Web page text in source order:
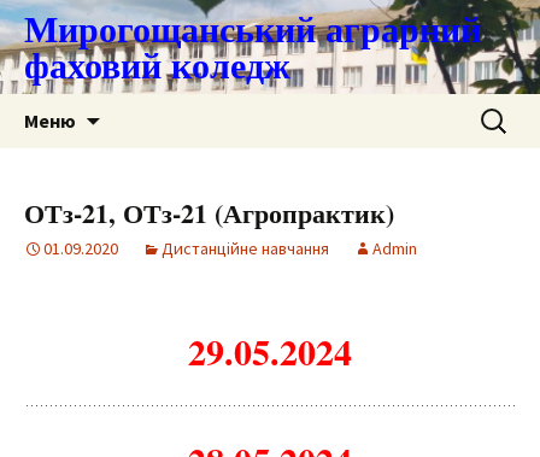
Мирогощанський аграрний
фаховий коледж
Меню Пошук:
ОТз-21, ОТз-21 (Агропрактик)
01.09.2020 Дистанційне навчання Admin
29.05.2024